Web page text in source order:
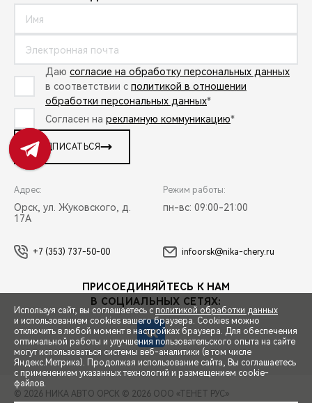
СПЕЦПРЕДЛОЖЕНИЯ
ЗАПИСЬ НА ТЕСТ-ДРАЙВ
Даю согласие на обработку персональных данных
в соответствии с политикой в отношении
обработки персональных данных*
Согласен на рекламную коммуникацию*
ПОДПИСАТЬСЯ
Адрес:
Орск, ул. Жуковского, д.
17А
Режим работы:
пн-вс: 09:00-21:00
+7 (353) 737-50-00 infoorsk@nika-chery.ru
ПРИСОЕДИНЯЙТЕСЬ К НАМ
В СОЦИАЛЬНЫХ СЕТЯХ:
© 2026 НИКА АВТО ОРСК © 2026 ООО «ТЕНЕТ РУС»
Используя сайт, вы соглашаетесь с политикой обработки данных
и использованием cookies вашего браузера. Cookies можно
отключить в любой момент в настройках браузера. Для обеспечения
оптимальной работы и улучшения пользовательского опыта на сайте
могут использоваться системы веб-аналитики (в том числе
Яндекс.Метрика). Продолжая использование сайта, Вы соглашаетесь
с применением указанных технологий и размещением cookie-
файлов.